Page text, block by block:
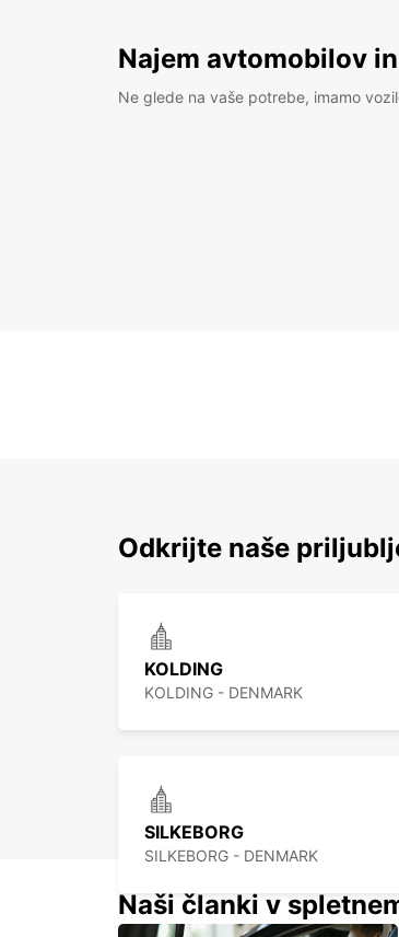
Najem avtomobilov
Ne glede na vaše potrebe, imamo
Odkrijte naše
KOLDING
KOLDING - DENMARK
SILKEBORG
SILKEBORG - DENMARK
Naši članki v